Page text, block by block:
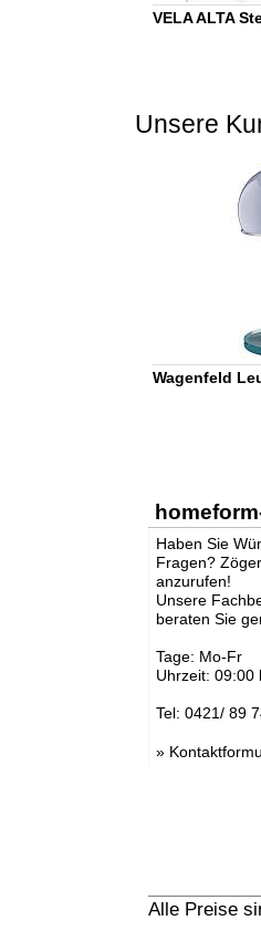
VELA ALTA
Unsere
Wagenfeld
Haben Sie
Fragen?
anzurufen!
Unsere
beraten Sie
Tage: Mo-Fr
Uhrzeit: 09:00
Tel: 0421/ 89
»
Alle Preise